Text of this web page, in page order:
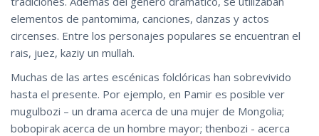
elementos de pantomima, canciones, danzas y actos
circenses. Entre los personajes populares se encuentran el
rais, juez, kaziy un mullah.
Muchas de las artes escénicas folclóricas han sobrevivido
hasta el presente. Por ejemplo, en Pamir es posible ver
mugulbozi – un drama acerca de una mujer de Mongolia;
bobopirak acerca de un hombre mayor; thenbozi - acerca